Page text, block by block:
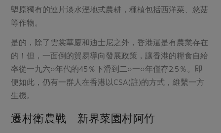
調理食材・點心
調味醬料/南北貨
休閒零嘴 沖泡飲品
保健食品
家庭清潔 織品
醬料
漬物
涼拌沙拉
飲品
主題食譜
合作25-精選產品第四彈
更多當季產品
議題活動
主婦聯盟X樂齡網特約優惠案
30%rPET紅烏龍茶
減硝酸鹽 惜食
非基改運動
廢核運動 能源議題
減添加物 減塑減廢
公益金 食農教育
更多議題
生活者e週報
自主把關
檢驗報告
硝酸鹽檢驗
社員權益
合作社法規
塱原獨有的連片淡水溼地式農耕，種植包括西洋菜、慈菇
等作物。
是的，除了雲裳華廈和迪士尼之外，香港還是有農業存在
的！但，一面倒的貿易導向發展政策，讓香港的糧食自給
率從一九六○年代的45％下滑到二○一○年僅存2.5％。即
便如此，仍有一群人在香港以CSA(註)的方式，維繫一方
生機。
遷村衛農戰 新界菜園村阿竹